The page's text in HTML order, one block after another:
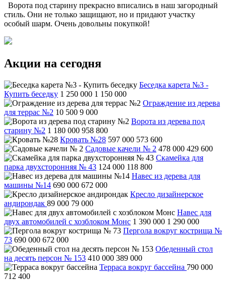
Ворота под старину прекрасно вписались в наш загородный
стиль. Они не только защищают, но и придают участку
особый шарм. Очень довольны покупкой!
Акции на сегодня
Беседка карета №3 -
Купить беседку 1 250 000 1 150 000
Ограждение из дерева
для террас №2 10 500 9 000
Ворота из дерева под
старину №2 1 180 000 958 800
Кровать №28 597 000 573 600
Садовые качели № 2 478 000 429 600
Скамейка для
парка двухсторонняя № 43 124 000 118 800
Навес из дерева для
машины №14 690 000 672 000
Кресло дизайнерское
андирондак 89 000 79 000
Навес для
двух автомобилей с хозблоком Монс 1 390 000 1 290 000
Пергола вокруг кострища №
73 690 000 672 000
Обеденный стол
на десять персон № 153 410 000 389 000
Терраса вокруг бассейна 790 000
712 400